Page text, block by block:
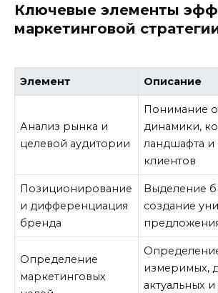
Ключевые элементы
маркетинговой
Элемент Описание
Анализ рынка и
целевой аудитории
Понимание
динамики,
ландшафта и
клиентов
Позиционирование
и дифференциация
бренда
Выделение
создание
Определение
маркетинговых
измеримых,
актуальных